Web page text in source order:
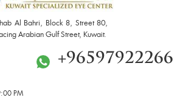
Al Bahri, Block 8, Street 80,
Arabian Gulf Street, Kuwait.
+96597922266
PM